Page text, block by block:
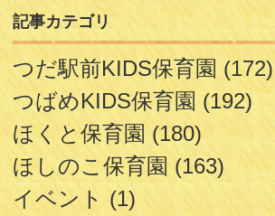
記事カテゴリ
つだ駅前KIDS保育園(172)
つばめKIDS保育園(192)
ほくと保育園(180)
ほしのこ保育園(163)
イベント(1)